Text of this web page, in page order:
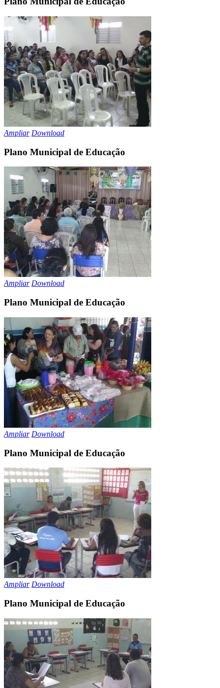
Ampliar Download
Plano Municipal de Educação
Ampliar Download
Plano Municipal de Educação
Ampliar Download
Plano Municipal de Educação
Ampliar Download
Plano Municipal de Educação